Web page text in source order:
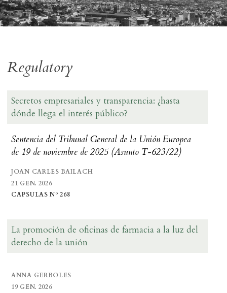
Regulatory
Secretos empresariales y transparencia: ¿hasta
dónde llega el interés público?
Sentencia del Tribunal General de la Unión Europea
de 19 de noviembre de 2025 (Asunto T-623/22)
JOAN CARLES BAILACH
21 GEN. 2026
CAPSULAS Nº 268
La promoción de oficinas de farmacia a la luz del
derecho de la unión
ANNA GERBOLES
19 GEN. 2026